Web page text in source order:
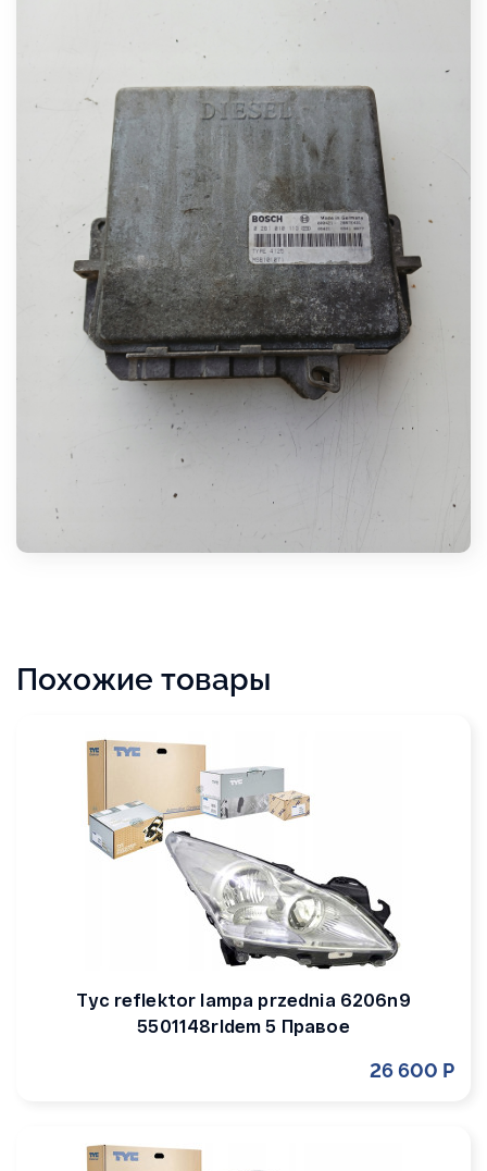
Похожие товары
Tyc reflektor lampa przednia 6206n9
5501148rldem 5 Правое
26 600 Р